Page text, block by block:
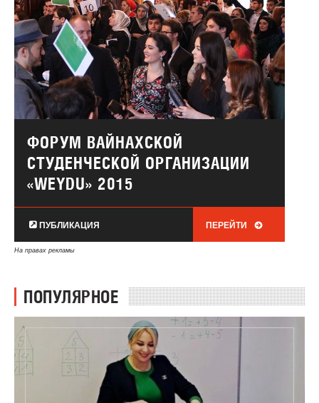
ФОРУМ ВАЙНАХСКОЙ
СТУДЕНЧЕСКОЙ ОРГАНИЗАЦИИ
«WEYDU» 2015
ПУБЛИКАЦИЯ ПЕРЕЙТИ
На правах рекламы
ПОПУЛЯРНОЕ